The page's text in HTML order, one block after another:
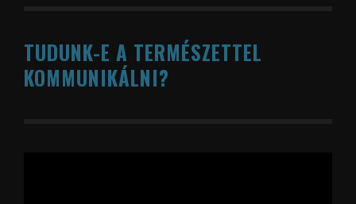
TUDUNK-E A TERMÉSZETTEL
KOMMUNIKÁLNI?